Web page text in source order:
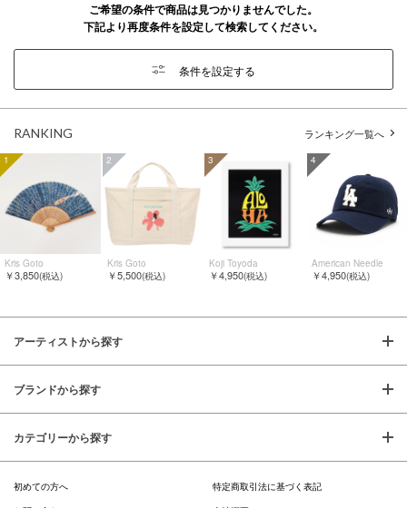
ご希望の条件で商品は見つかりませんでした。
下記より再度条件を設定して検索してください。
条件を設定する
RANKING ランキング一覧へ
1
Kris Goto
￥3,850(税込)
2
Kris Goto
￥5,500(税込)
3
Koji Toyoda
￥4,950(税込)
4
American Needle
￥4,950(税込)
アーティストから探す
ブランドから探す
カテゴリーから探す
初めての方へ
特定商取引法に基づく表記